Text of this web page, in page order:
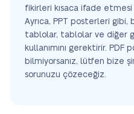
fikirleri kısaca ifade
Ayrıca, PPT posterleri
tablolar, tablolar ve diğer
kullanımını gerektirir. PDF
bilmiyorsanız, lütfen bize
sorunuzu çözeceğiz.